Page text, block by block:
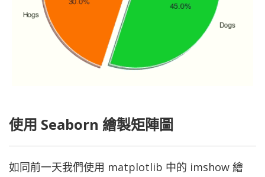
使用 Seaborn 繪製矩陣圖
如同前一天我們使用 matplotlib 中的 imshow 繪